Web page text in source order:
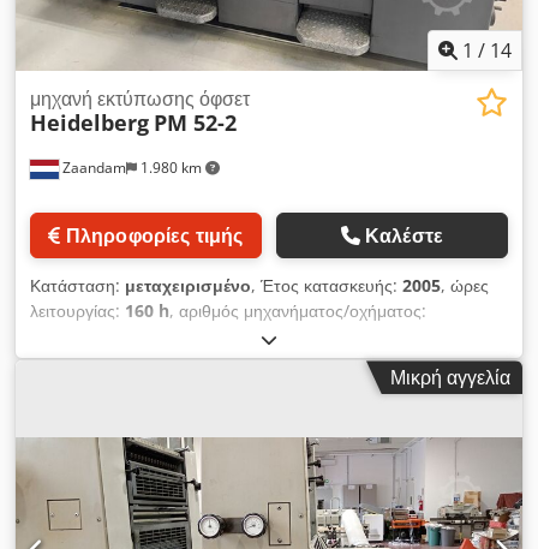
1 / 14
Zaandam 1.980 km
μηχανή εκτύπωσης όφσετ
Heidelberg PM 52-2
Πληροφορίες τιμής Καλέστε
Κατάσταση: μεταχειρισμένο, Έτος κατασκευής: 2005, ώρες
λειτουργίας: 160 h, αριθμός μηχανήματος/οχήματος:
, Διαστάσεις 36 x 52 εκ., CPtronic, Easyplate,
σύστημα υγρασίας Alcolor, πλύσιμο του κυλίνδρου ελαστικών,
πλύσιμο του κυλίνδρου εκτύπωσης, τμηματοποιημένες λεπίδες
Dsdpfxjztappo Afneck
Μικρή αγγελία